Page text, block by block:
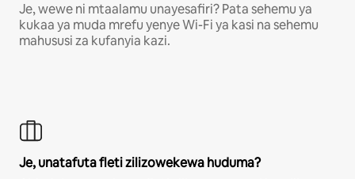
Je, wewe ni mtaalamu unayesafiri? Pata sehemu ya
kukaa ya muda mrefu yenye Wi-Fi ya kasi na sehemu
mahususi za kufanyia kazi.
Je, unatafuta fleti zilizowekewa huduma?